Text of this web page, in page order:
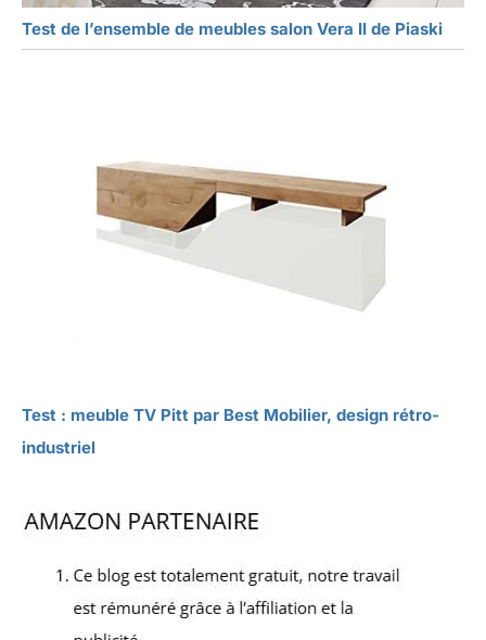
Test de l’ensemble de meubles salon Vera II de Piaski
Test : meuble TV Pitt par Best Mobilier, design rétro-
industriel